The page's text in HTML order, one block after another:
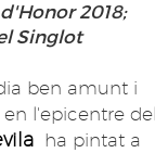
2018;
Singlot
ben amunt i
en l'epicentre
ha pintat a